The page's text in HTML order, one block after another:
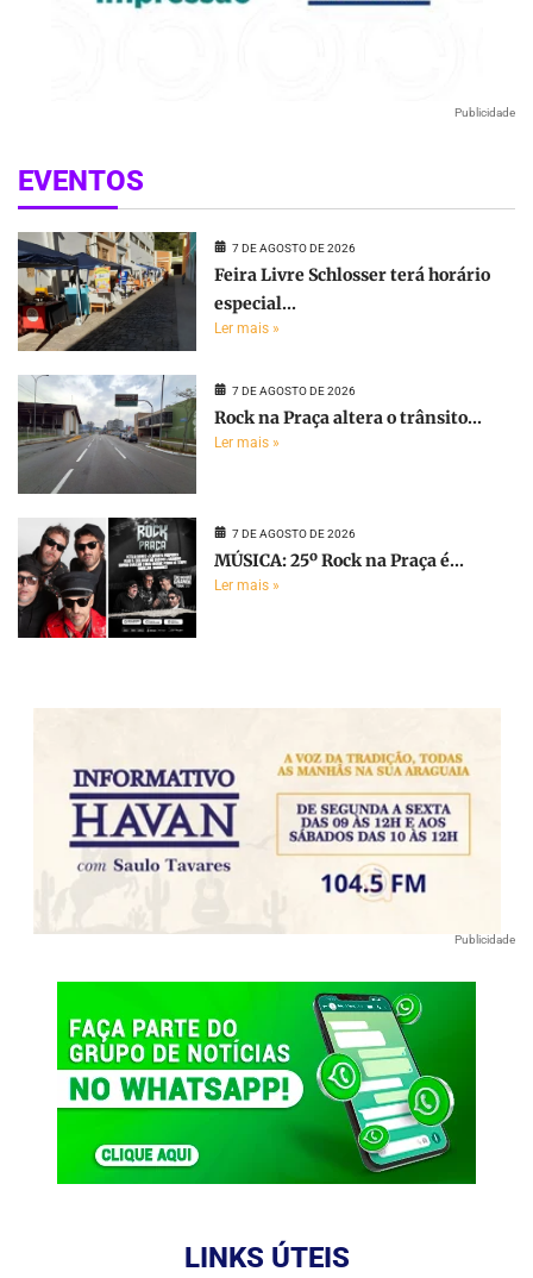
Publicidade
EVENTOS
7 DE AGOSTO DE 2026
Feira Livre Schlosser terá horário
especial...
Ler mais »
7 DE AGOSTO DE 2026
Rock na Praça altera o trânsito...
Ler mais »
7 DE AGOSTO DE 2026
MÚSICA: 25º Rock na Praça é...
Ler mais »
Publicidade
LINKS ÚTEIS